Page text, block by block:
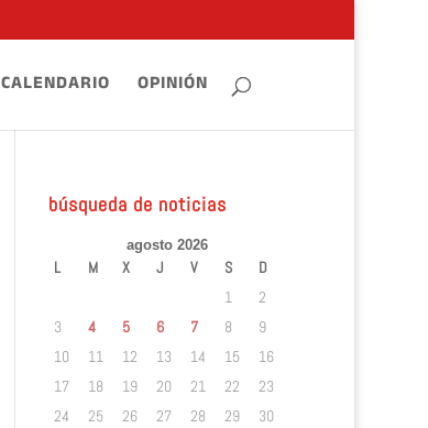
CALENDARIO OPINIÓN
búsqueda de noticias
agosto 2026
L M X J V S
D
1
2
3
4 5 6 7 8
9
10
11 12 13 14 15
16
17
18 19 20 21 22
23
24
25 26 27 28 29
30